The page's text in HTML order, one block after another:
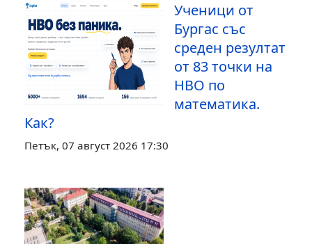
Ученици от
Бургас със
среден резултат
от 83 точки на
НВО по
математика.
Как?
Петък, 07 август 2026 17:30